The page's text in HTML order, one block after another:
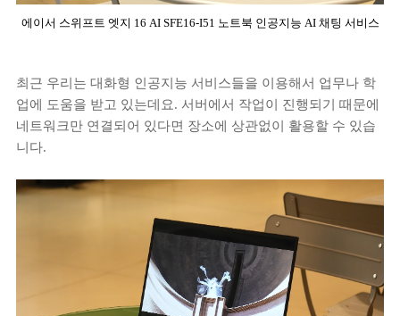
에이서 스위프트 엣지 16 AI SFE16-I51 노트북 인공지능 AI 채팅 서비스
최근 우리는 대화형 인공지능 서비스들을 이용해서 업무나 학
업에 도움을 받고 있는데요. 서버에서 작업이 진행되기 때문에
네트워크만 연결되어 있다면 장소에 상관없이 활용할 수 있습
니다.